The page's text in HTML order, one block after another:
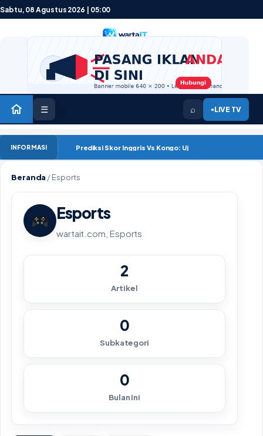
Lewati ke konten
Sabtu, 08 Agustus 2026 | 05:00
☰ ⌕ ●LIVE TV
INFORMASI Prediksi Skor Inggris Vs Kongo: Ujian Me
Beranda /Esports
Esports
wartait.com, Esports
2
Artikel
0
Subkategori
0
Bulan Ini